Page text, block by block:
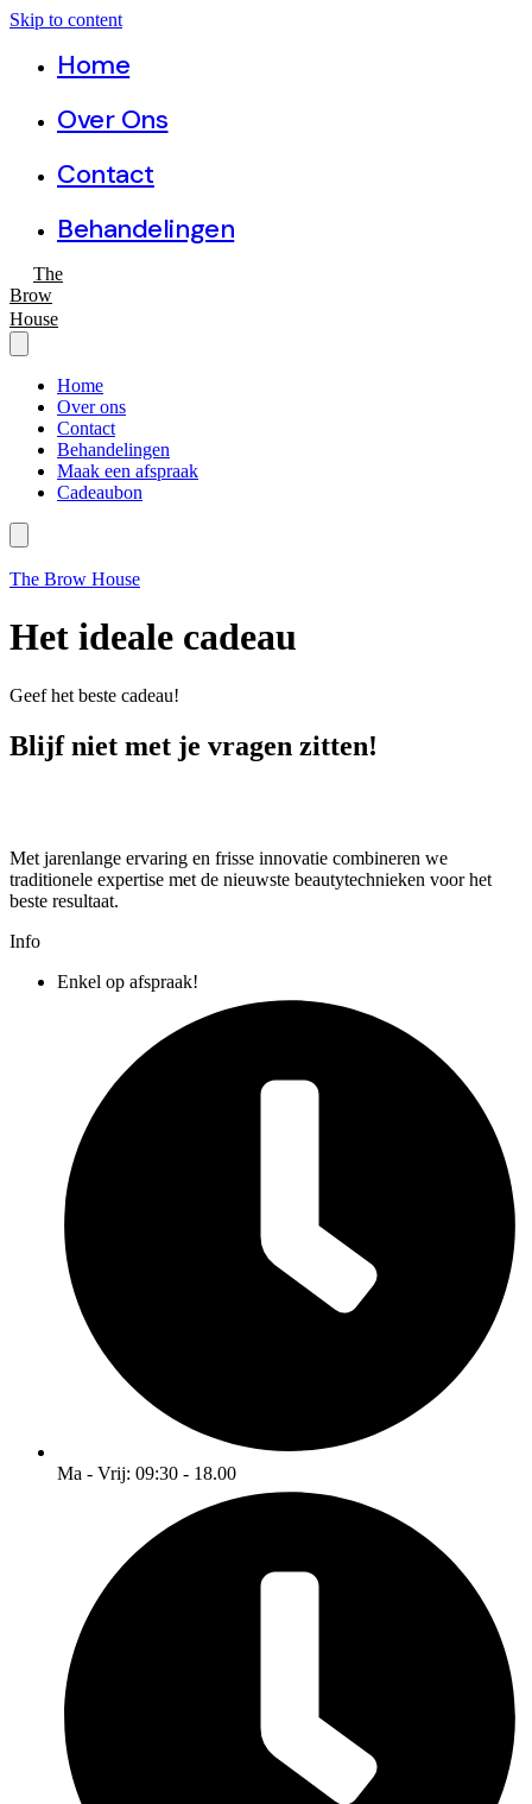
Skip to content
Home
Over Ons
Contact
Behandelingen
The
Brow
House
Home
Over ons
Contact
Behandelingen
Maak een afspraak
Cadeaubon
The Brow House
Het ideale cadeau
Geef het beste cadeau!
Blijf niet met je vragen zitten!
Met jarenlange ervaring en frisse innovatie combineren we
traditionele expertise met de nieuwste beautytechnieken voor het
beste resultaat.
Info
Enkel op afspraak!
Ma - Vrij: 09:30 - 18.00